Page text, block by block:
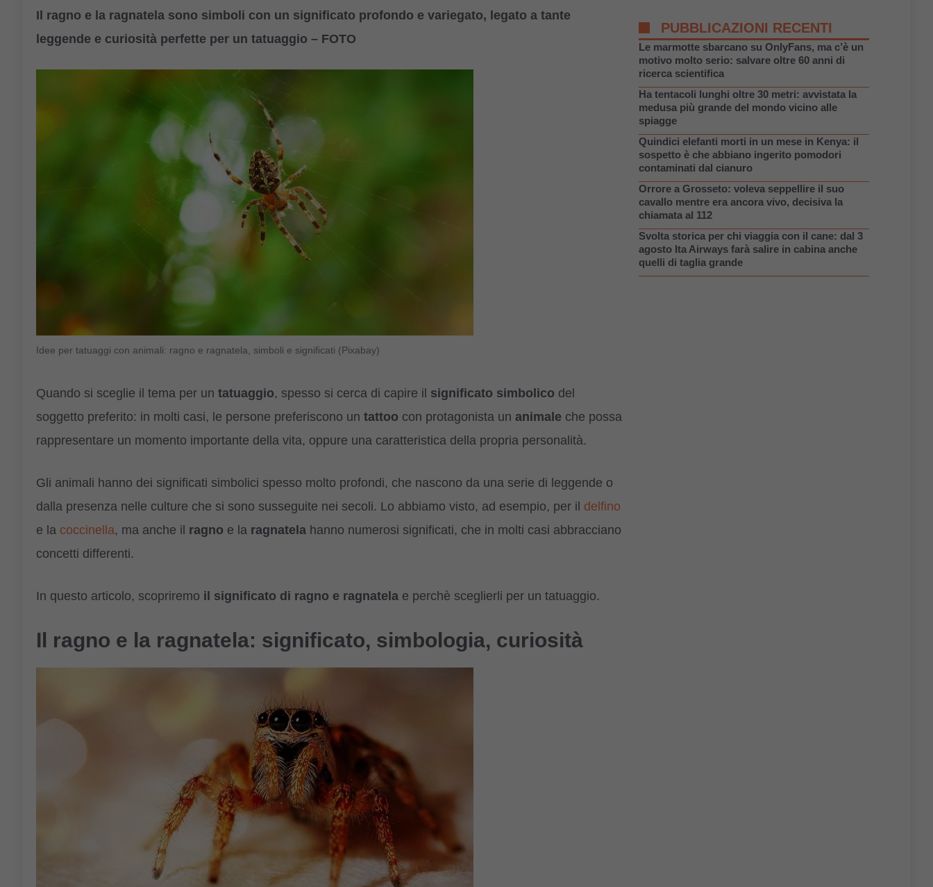
Il ragno e la ragnatela sono simboli con un significato profondo e variegato, legato a tante
leggende e curiosità perfette per un tatuaggio – FOTO
Idee per tatuaggi con animali: ragno e ragnatela, simboli e significati (Pixabay)
Quando si sceglie il tema per un tatuaggio, spesso si cerca di capire il significato simbolico del
soggetto preferito: in molti casi, le persone preferiscono un tattoo con protagonista un animale che possa
rappresentare un momento importante della vita, oppure una caratteristica della propria personalità.
Gli animali hanno dei significati simbolici spesso molto profondi, che nascono da una serie di leggende o
dalla presenza nelle culture che si sono susseguite nei secoli. Lo abbiamo visto, ad esempio, per il delfino
e la coccinella, ma anche il ragno e la ragnatela hanno numerosi significati, che in molti casi abbracciano
concetti differenti.
In questo articolo, scopriremo il significato di ragno e ragnatela e perchè sceglierli per un tatuaggio.
Il ragno e la ragnatela: significato, simbologia, curiosità
PUBBLICAZIONI RECENTI
Le marmotte sbarcano su OnlyFans, ma c’è un
motivo molto serio: salvare oltre 60 anni di
ricerca scientifica
Ha tentacoli lunghi oltre 30 metri: avvistata la
medusa più grande del mondo vicino alle
spiagge
Quindici elefanti morti in un mese in Kenya: il
sospetto è che abbiano ingerito pomodori
contaminati dal cianuro
Orrore a Grosseto: voleva seppellire il suo
cavallo mentre era ancora vivo, decisiva la
chiamata al 112
Svolta storica per chi viaggia con il cane: dal 3
agosto Ita Airways farà salire in cabina anche
quelli di taglia grande